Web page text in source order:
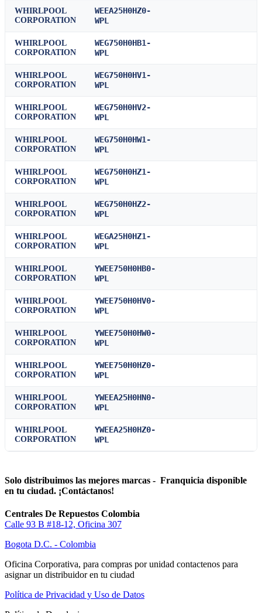
WHIRLPOOL
CORPORATION
WEEA25H0HZ0-
WPL
WHIRLPOOL
CORPORATION
WEG750H0HB1-
WPL
WHIRLPOOL
CORPORATION
WEG750H0HV1-
WPL
WHIRLPOOL
CORPORATION
WEG750H0HV2-
WPL
WHIRLPOOL
CORPORATION
WEG750H0HW1-
WPL
WHIRLPOOL
CORPORATION
WEG750H0HZ1-
WPL
WHIRLPOOL
CORPORATION
WEG750H0HZ2-
WPL
WHIRLPOOL
CORPORATION
WEGA25H0HZ1-
WPL
WHIRLPOOL
CORPORATION
YWEE750H0HB0-
WPL
WHIRLPOOL
CORPORATION
YWEE750H0HV0-
WPL
WHIRLPOOL
CORPORATION
YWEE750H0HW0-
WPL
WHIRLPOOL
CORPORATION
YWEE750H0HZ0-
WPL
WHIRLPOOL
CORPORATION
YWEEA25H0HN0-
WPL
WHIRLPOOL
CORPORATION
YWEEA25H0HZ0-
WPL
Solo distribuimos las mejores marcas - Franquicia disponible
en tu ciudad. ¡Contáctanos!
Centrales De Repuestos Colombia
Calle 93 B #18-12, Oficina 307
Bogota D.C. - Colombia
Oficina Corporativa, para compras por unidad contactenos para
asignar un distribuidor en tu ciudad
Política de Privacidad y Uso de Datos